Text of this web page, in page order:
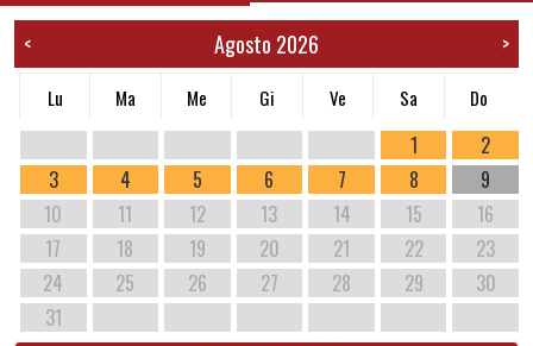
< Agosto 2026 >
Lu Ma Me Gi Ve Sa Do
1
2
3
4 5 6 7 8
9
10
11 12 13 14 15
16
17
18 19 20 21 22
23
24
25 26 27 28 29
30
31